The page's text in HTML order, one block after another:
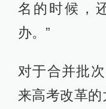
名的时候，
办。”
对于合并批
来高考改革的